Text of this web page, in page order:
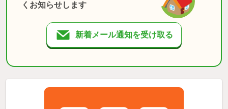
くお知らせします
新着メール通知を受け取る